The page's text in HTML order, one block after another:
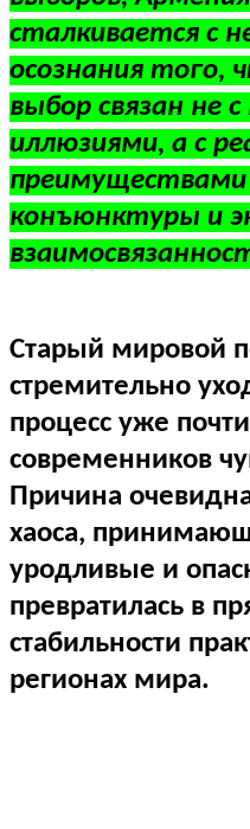
сталкивается с
осознания того,
выбор связан не
иллюзиями, а с
преимуществами
конъюнктуры и
Старый мировой
стремительно
процесс уже
современников
Причина
хаоса,
уродливые и
превратилась в
стабильности
регионах мира.